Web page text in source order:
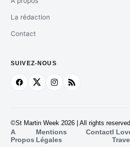
La rédaction
Contact
SUIVEZ-NOUS
©St Martin Week 2026 | All rights reserved
A
Propos
Mentions
Légales
ContactI